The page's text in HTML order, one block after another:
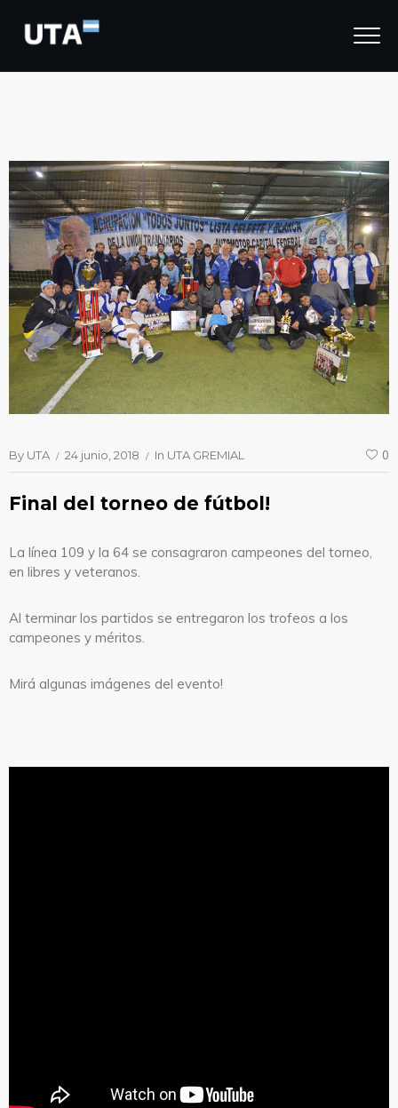
By UTA 24 junio, 2018 In UTA GREMIAL 0
Final del torneo de fútbol!
La línea 109 y la 64 se consagraron campeones del torneo,
en libres y veteranos.
Al terminar los partidos se entregaron los trofeos a los
campeones y méritos.
Mirá algunas imágenes del evento!